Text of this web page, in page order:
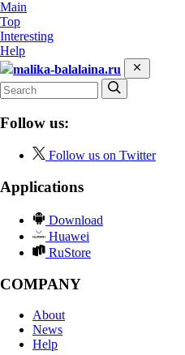
Main
Top
Interesting
Help
malika-balalaina.ru
Follow us:
Follow us on Twitter
Applications
Download
Huawei
RuStore
COMPANY
About
News
Help